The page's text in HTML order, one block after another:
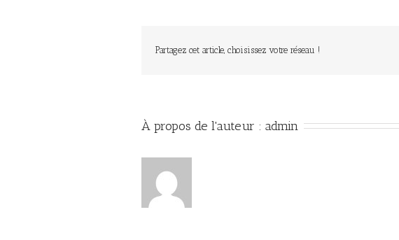
Partagez cet article, choisissez votre réseau !
À propos de l'auteur : admin